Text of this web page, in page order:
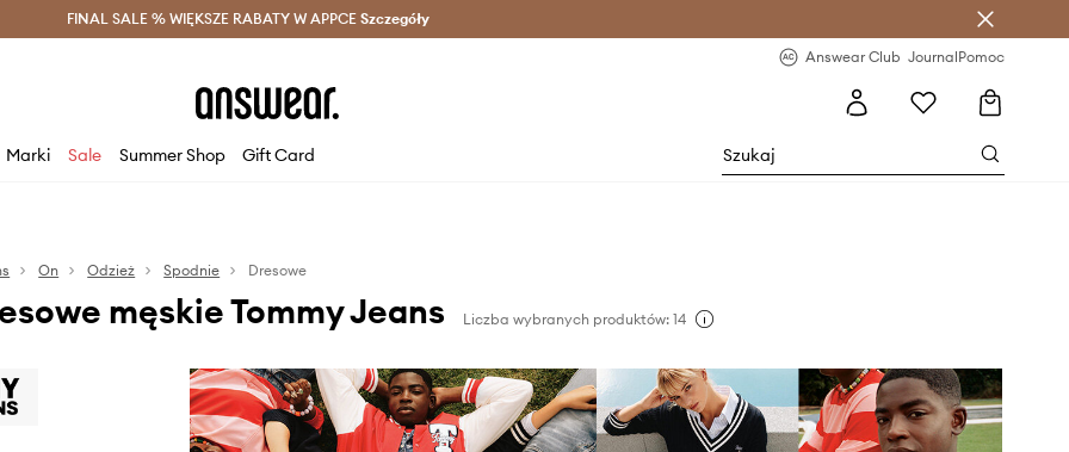
Oszczędzaj z Answear Club > Dostawa nawet w 24h >
FINAL SALE % WIĘKSZE RABATY W APPCE Szczegóły
Answear Club JournalPomoc
Marki Sale Summer Shop Gift Card
On Odzież Spodnie Dresowe
męskie Tommy Jeans Liczba wybranych produktów: 14